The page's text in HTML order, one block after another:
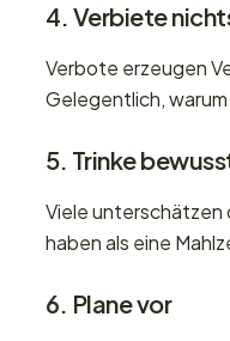
4. Verbiete
Verbote erzeugen
Gelegentlich,
5. Trinke
Viele unterschätzen
haben als eine
6. Plane vor